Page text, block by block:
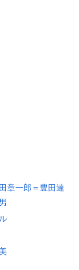
章一郎＝豊田達